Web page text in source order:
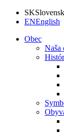
SK
ENEnglish
Obec
Naša